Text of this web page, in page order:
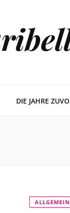
DIE JAHRE
ALLGEMEIN